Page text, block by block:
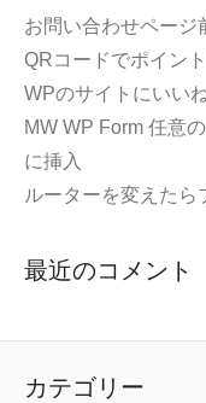
お問い合わせページ
QRコードでポイン
WPのサイトにいい
MW WP Form 任意
に挿入
ルーターを変えた
最近のコメント
カテゴリー